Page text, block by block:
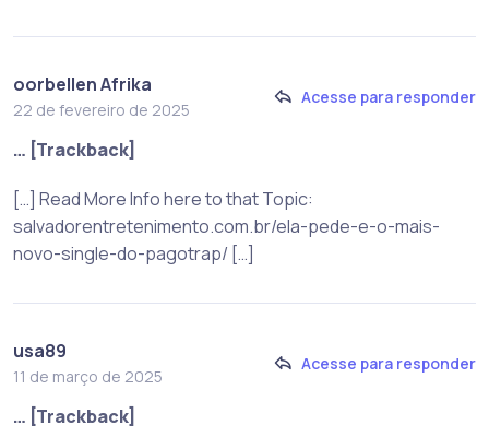
oorbellen Afrika
22 de fevereiro de 2025
Acesse para responder
… [Trackback]
[…] Read More Info here to that Topic:
salvadorentretenimento.com.br/ela-pede-e-o-mais-
novo-single-do-pagotrap/ […]
usa89
11 de março de 2025
Acesse para responder
… [Trackback]